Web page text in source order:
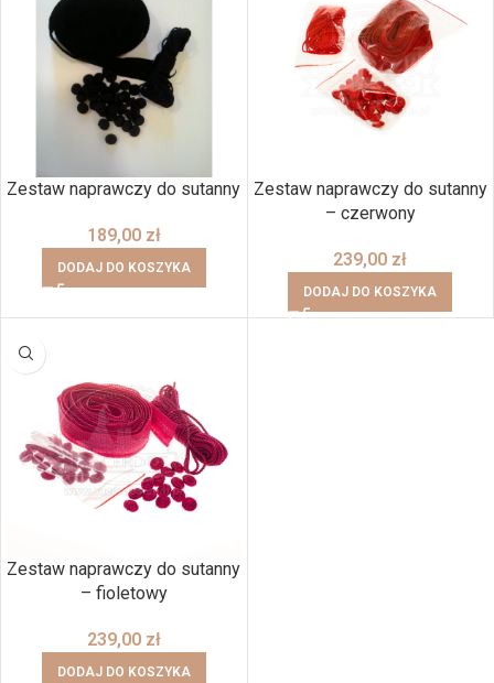
Zestaw naprawczy do sutanny
189,00 zł
DODAJ DO KOSZYKA
Zestaw naprawczy do sutanny
– czerwony
239,00 zł
DODAJ DO KOSZYKA
Zestaw naprawczy do sutanny
– fioletowy
239,00 zł
DODAJ DO KOSZYKA